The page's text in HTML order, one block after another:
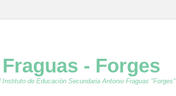
- Forges
de Educación Secundaria Antonio Fraguas "Forges"